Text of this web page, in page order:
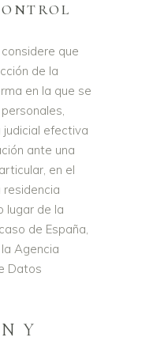
que
de la
en la que se
efectiva
ante una
en el
residencia
lugar de la
de España,
Agencia
Datos
Y